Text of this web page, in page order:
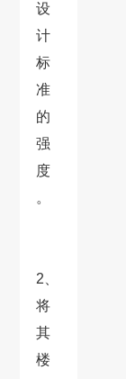
设
计
标
准
的
强
度
。
2、
将
其
楼